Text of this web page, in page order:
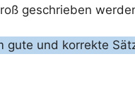
geschrieben
gute und korrekte